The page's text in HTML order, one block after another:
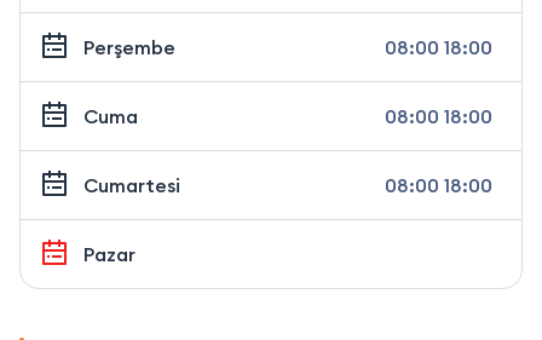
Perşembe 08:00 18:00
Cuma 08:00 18:00
Cumartesi 08:00 18:00
Pazar